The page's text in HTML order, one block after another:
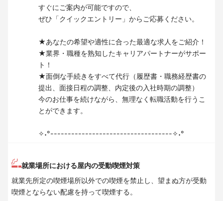
すぐにご案内が可能ですので、
ぜひ「クイックエントリー」からご応募ください。
★あなたの希望や適性に合った最適な求人をご紹介！
★業界・職種を熟知したキャリアパートナーがサポー
ト！
★面倒な手続きをすべて代行（履歴書・職務経歴書の
提出、面接日程の調整、内定後の入社時期の調整）
今のお仕事を続けながら、無理なく転職活動を行うこ
とができます。
✧˖°-----------------------------------✧˖°
就業場所における屋内の受動喫煙対策
就業先所定の喫煙場所以外での喫煙を禁止し、望まぬ方が受動
喫煙とならない配慮を持って喫煙する。